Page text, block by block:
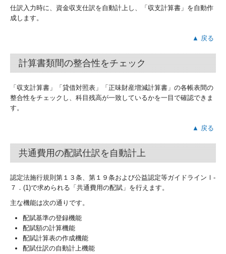
仕訳入力時に、資金収支仕訳を自動計上し、「収支計算書」を自動作
成します。
▲ 戻る
計算書類間の整合性をチェック
「収支計算書」「貸借対照表」「正味財産増減計算書」の各帳表間の
整合性をチェックし、科目残高が一致しているかを一目で確認できま
す。
▲ 戻る
共通費用の配賦仕訳を自動計上
認定法施行規則第１３条、第１９条および公益認定等ガイドラインⅠ-
７．(1)で求められる「共通費用の配賦」を行えます。
主な機能は次の通りです。
配賦基準の登録機能
配賦額の計算機能
配賦計算表の作成機能
配賦仕訳の自動計上機能